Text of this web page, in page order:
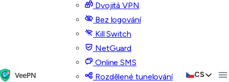
Dvojitá VPN
Bez logování
Kill Switch
NetGuard
Online SMS
Rozdělené tunelování
CS